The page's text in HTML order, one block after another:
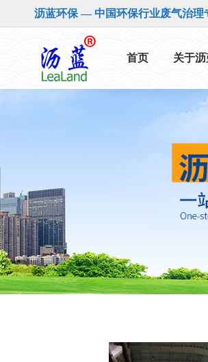
沥蓝环保 — 中国环保行业废气治理
首页 关于